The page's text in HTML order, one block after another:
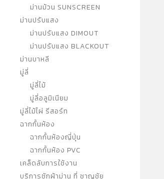
ม่านม้วน SUNSCREEN
ม่านปรับแสง
ม่านปรับแสง DIMOUT
ม่านปรับแสง BLACKOUT
ม่านบาหลี
มู่ลี่
มู่ลี่ไม้
มู่ลี่อลูมิเนียม
มู่ลี่ไม้ไผ่ รีสอร์ท
ฉากกั้นห้อง
ฉากกั้นห้องญี่ปุ่น
ฉากกั้นห้อง PVC
เคล็ดลับการใช้งาน
บริการซักผ้าม่าน ที่ ชาญชัย